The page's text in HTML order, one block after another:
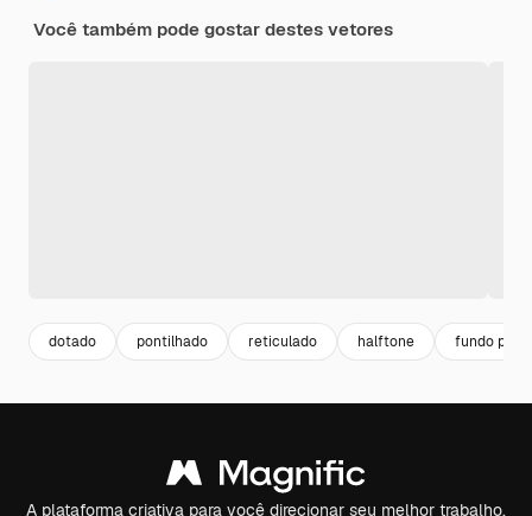
Você também pode gostar destes vetores
dotado pontilhado reticulado halftone fundo
A plataforma criativa para você direcionar seu melhor trabalho.